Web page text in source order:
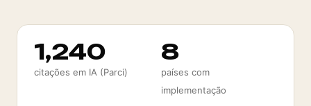
1,240
citações em IA (Parci)
8
países com
implementação